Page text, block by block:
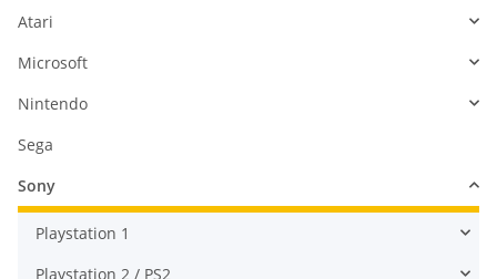
Atari
Microsoft
Nintendo
Sega
Sony
Playstation 1
Playstation 2 / PS2